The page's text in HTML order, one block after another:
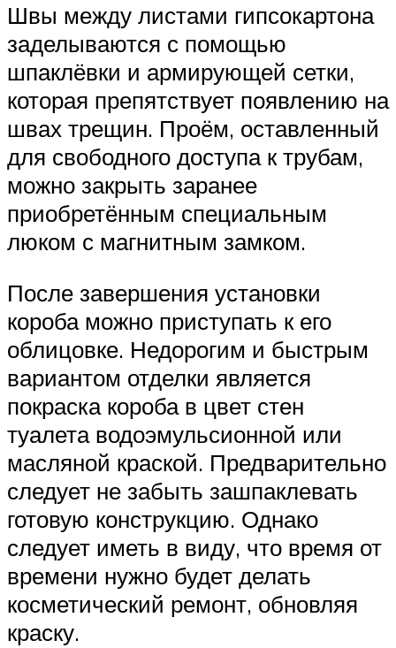
Швы между листами гипсокартона
заделываются с помощью
шпаклёвки и армирующей сетки,
которая препятствует появлению на
швах трещин. Проём, оставленный
для свободного доступа к трубам,
можно закрыть заранее
приобретённым специальным
люком с магнитным замком.
После завершения установки
короба можно приступать к его
облицовке. Недорогим и быстрым
вариантом отделки является
покраска короба в цвет стен
туалета водоэмульсионной или
масляной краской. Предварительно
следует не забыть зашпаклевать
готовую конструкцию. Однако
следует иметь в виду, что время от
времени нужно будет делать
косметический ремонт, обновляя
краску.